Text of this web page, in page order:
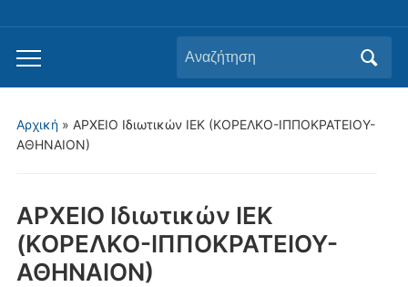
Εναλλαγή
του
για
Αναζήτηση
για:
Αρχική» ΑΡΧΕΙΟ Ιδιωτικών ΙΕΚ (ΚΟΡΕΛΚΟ-ΙΠΠΟΚΡΑΤΕΙΟΥ-
ΑΘΗΝΑΙΟΝ)
ΑΡΧΕΙΟ Ιδιωτικών ΙΕΚ
(ΚΟΡΕΛΚΟ-ΙΠΠΟΚΡΑΤΕΙΟΥ-
ΑΘΗΝΑΙΟΝ)